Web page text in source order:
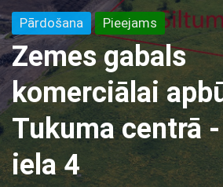
Pārdošana Pieejams
Zemes gabals
komerciālai
Tukuma centrā
iela 4